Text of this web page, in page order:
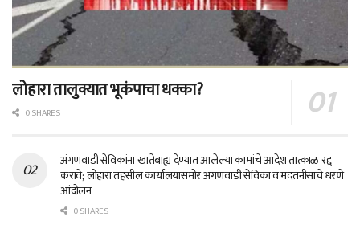
लोहारा तालुक्यात भूकंपाचा धक्का?
0 SHARES
अंगणवाडी सेविकांना खातेबाह्य देण्यात आलेल्या कामांचे आदेश तात्काळ रद्द
करावे; लोहारा तहसील कार्यालयासमोर अंगणवाडी सेविका व मदतनीसांचे धरणे
आंदोलन
0 SHARES